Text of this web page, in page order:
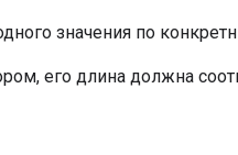
значения по
его длина должна